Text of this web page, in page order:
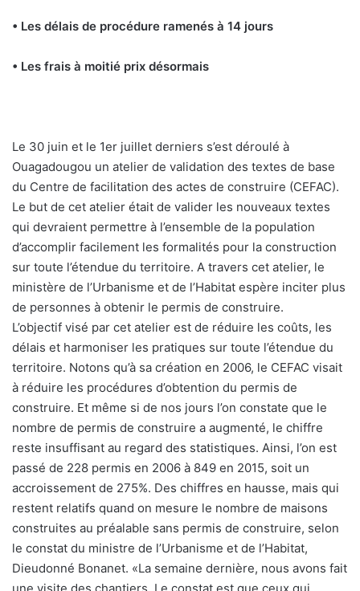
• Les délais de procédure ramenés à 14 jours
• Les frais à moitié prix désormais
Le 30 juin et le 1er juillet derniers s’est déroulé à
Ouagadougou un atelier de validation des textes de base
du Centre de facilitation des actes de construire (CEFAC).
Le but de cet atelier était de valider les nouveaux textes
qui devraient permettre à l’ensemble de la population
d’accomplir facilement les formalités pour la construction
sur toute l’étendue du territoire. A travers cet atelier, le
ministère de l’Urbanisme et de l’Habitat espère inciter plus
de personnes à obtenir le permis de construire.
L’objectif visé par cet atelier est de réduire les coûts, les
délais et harmoniser les pratiques sur toute l’étendue du
territoire. Notons qu’à sa création en 2006, le CEFAC visait
à réduire les procédures d’obtention du permis de
construire. Et même si de nos jours l’on constate que le
nombre de permis de construire a augmenté, le chiffre
reste insuffisant au regard des statistiques. Ainsi, l’on est
passé de 228 permis en 2006 à 849 en 2015, soit un
accroissement de 275%. Des chiffres en hausse, mais qui
restent relatifs quand on mesure le nombre de maisons
construites au préalable sans permis de construire, selon
le constat du ministre de l’Urbanisme et de l’Habitat,
Dieudonné Bonanet. «La semaine dernière, nous avons fait